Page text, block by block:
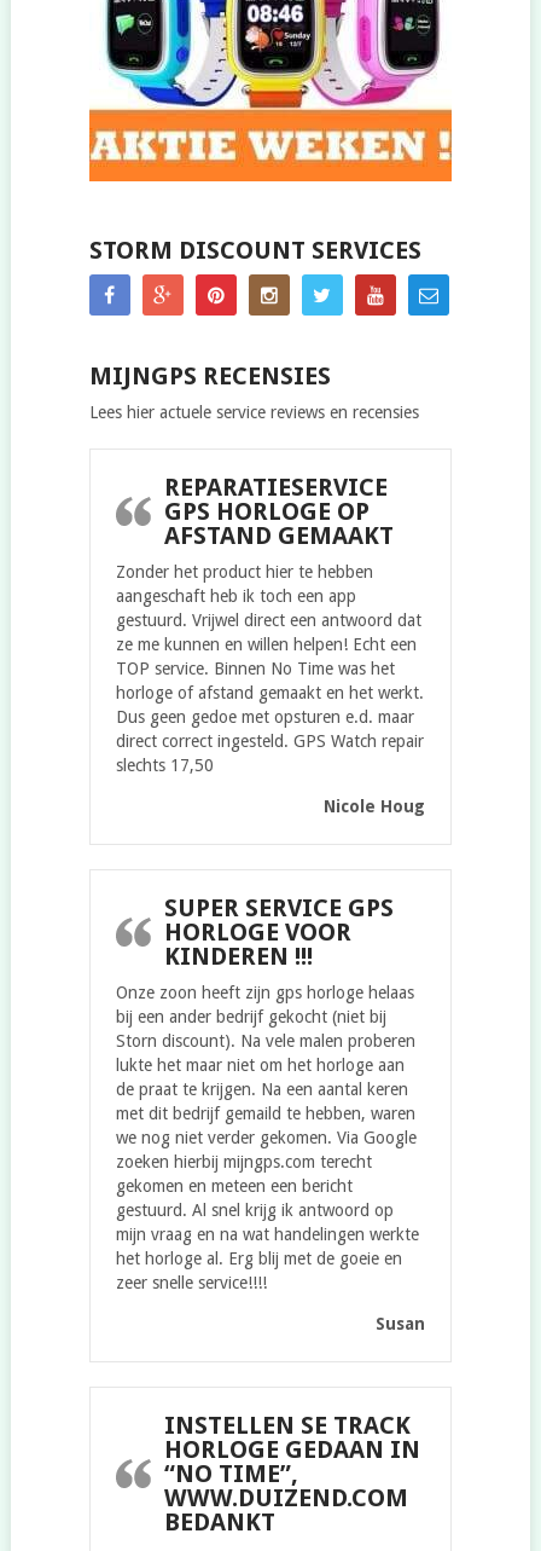
STORM DISCOUNT SERVICES
MIJNGPS RECENSIES
Lees hier actuele service reviews en recensies
REPARATIESERVICE
GPS HORLOGE OP
AFSTAND GEMAAKT
Zonder het product hier te hebben
aangeschaft heb ik toch een app
gestuurd. Vrijwel direct een antwoord dat
ze me kunnen en willen helpen! Echt een
TOP service. Binnen No Time was het
horloge of afstand gemaakt en het werkt.
Dus geen gedoe met opsturen e.d. maar
direct correct ingesteld. GPS Watch repair
slechts 17,50
Nicole Houg
SUPER SERVICE GPS
HORLOGE VOOR
KINDEREN !!!
Onze zoon heeft zijn gps horloge helaas
bij een ander bedrijf gekocht (niet bij
Storn discount). Na vele malen proberen
lukte het maar niet om het horloge aan
de praat te krijgen. Na een aantal keren
met dit bedrijf gemaild te hebben, waren
we nog niet verder gekomen. Via Google
zoeken hierbij mijngps.com terecht
gekomen en meteen een bericht
gestuurd. Al snel krijg ik antwoord op
mijn vraag en na wat handelingen werkte
het horloge al. Erg blij met de goeie en
zeer snelle service!!!!
Susan
INSTELLEN SE TRACK
HORLOGE GEDAAN IN
“NO TIME”,
WWW.DUIZEND.COM
BEDANKT